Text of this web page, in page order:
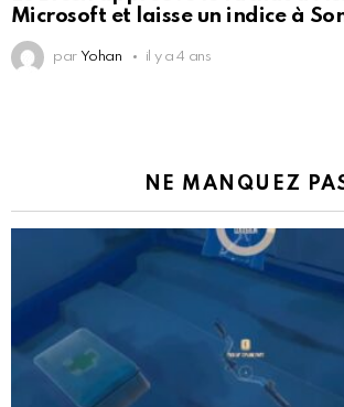
Microsoft et laisse un indice à
par Yohan il y a 4 ans
NE MANQUEZ